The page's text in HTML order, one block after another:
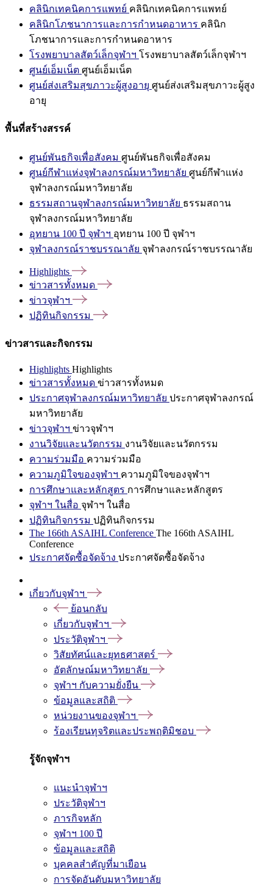
คลินิกเทคนิคการแพทย์ คลินิกเทคนิคการแพทย์
คลินิกโภชนาการและการกำหนดอาหาร คลินิก
โภชนาการและการกำหนดอาหาร
โรงพยาบาลสัตว์เล็กจุฬาฯ โรงพยาบาลสัตว์เล็กจุฬาฯ
ศูนย์เอ็มเน็ต ศูนย์เอ็มเน็ต
ศูนย์ส่งเสริมสุขภาวะผู้สูงอายุ ศูนย์ส่งเสริมสุขภาวะผู้สูง
อายุ
พื้นที่สร้างสรรค์
ศูนย์พันธกิจเพื่อสังคม ศูนย์พันธกิจเพื่อสังคม
ศูนย์กีฬาแห่งจุฬาลงกรณ์มหาวิทยาลัย ศูนย์กีฬาแห่ง
จุฬาลงกรณ์มหาวิทยาลัย
ธรรมสถานจุฬาลงกรณ์มหาวิทยาลัย ธรรมสถาน
จุฬาลงกรณ์มหาวิทยาลัย
อุทยาน 100 ปี จุฬาฯ อุทยาน 100 ปี จุฬาฯ
จุฬาลงกรณ์ราชบรรณาลัย จุฬาลงกรณ์ราชบรรณาลัย
Highlights
ข่าวสารทั้งหมด
ข่าวจุฬาฯ
ปฏิทินกิจกรรม
ข่าวสารและกิจกรรม
Highlights Highlights
ข่าวสารทั้งหมด ข่าวสารทั้งหมด
ประกาศจุฬาลงกรณ์มหาวิทยาลัย ประกาศจุฬาลงกรณ์
มหาวิทยาลัย
ข่าวจุฬาฯ ข่าวจุฬาฯ
งานวิจัยและนวัตกรรม งานวิจัยและนวัตกรรม
ความร่วมมือ ความร่วมมือ
ความภูมิใจของจุฬาฯ ความภูมิใจของจุฬาฯ
การศึกษาและหลักสูตร การศึกษาและหลักสูตร
จุฬาฯ ในสื่อ จุฬาฯ ในสื่อ
ปฏิทินกิจกรรม ปฏิทินกิจกรรม
The 166th ASAIHL Conference The 166th ASAIHL
Conference
ประกาศจัดซื้อจัดจ้าง ประกาศจัดซื้อจัดจ้าง
เกี่ยวกับจุฬาฯ
ย้อนกลับ
เกี่ยวกับจุฬาฯ
ประวัติจุฬาฯ
วิสัยทัศน์และยุทธศาสตร์
อัตลักษณ์มหาวิทยาลัย
จุฬาฯ กับความยั่งยืน
ข้อมูลและสถิติ
หน่วยงานของจุฬาฯ
ร้องเรียนทุจริตและประพฤติมิชอบ
รู้จักจุฬาฯ
แนะนำจุฬาฯ
ประวัติจุฬาฯ
ภารกิจหลัก
จุฬาฯ 100 ปี
ข้อมูลและสถิติ
บุคคลสำคัญที่มาเยือน
การจัดอันดับมหาวิทยาลัย